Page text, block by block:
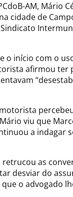
AM, Mário
cidade de
início com o
afirmou
viu que
a indagar
as
desviar do
o advogado